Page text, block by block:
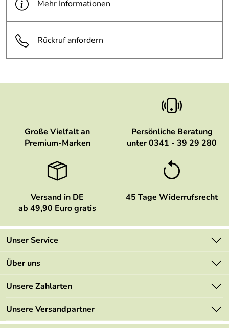
Mehr Informationen
Rückruf anfordern
Große Vielfalt an
Premium-Marken
Persönliche Beratung
unter 0341 - 39 29 280
Versand in DE
ab 49,90 Euro gratis
45 Tage Widerrufsrecht
Unser Service
Kontakt
Mehrwertsteuerfrei
Retourenportal
FAQs
Über uns
Marken
Angebote
Unsere Zahlarten
Unsere Versandpartner